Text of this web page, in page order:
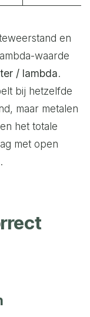
en
waarde
/ lambda.
bij hetzelfde
maar metalen
het totale
met open